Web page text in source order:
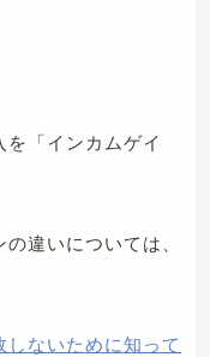
「インカムゲイ
違いについては、
ないために知って